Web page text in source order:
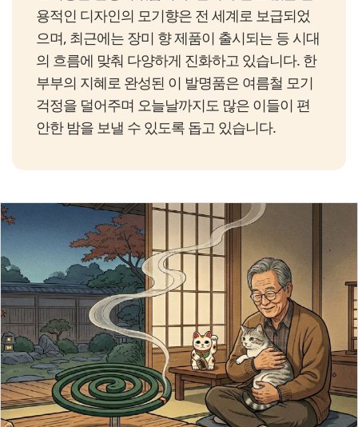
용적인 디자인의 모기향은 전 세계로 보급되었
으며, 최근에는 장미 향 제품이 출시되는 등 시대
의 흐름에 맞춰 다양하게 진화하고 있습니다. 한
부부의 지혜로 완성된 이 발명품은 여름철 모기
걱정을 덜어주며 오늘날까지도 많은 이들이 편
안한 밤을 보낼 수 있도록 돕고 있습니다.